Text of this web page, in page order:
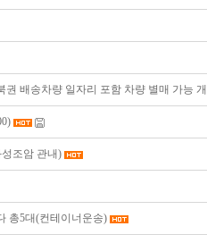
권 배송차량 일자리 포함 차량 별매 가능
조암 관내)
총5대(컨테이너운송)